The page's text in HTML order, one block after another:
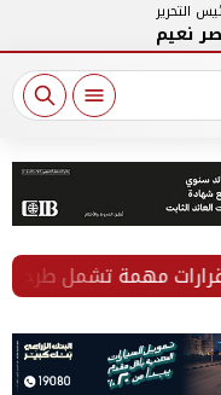
التحرير
نعيم
مهمة تشمل طرح آلاف